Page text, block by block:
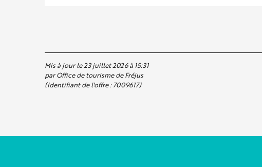
Mis à jour le 23 juillet 2026 à 15:31
par Office de tourisme de Fréjus
(Identifiant de l'offre :7009617)